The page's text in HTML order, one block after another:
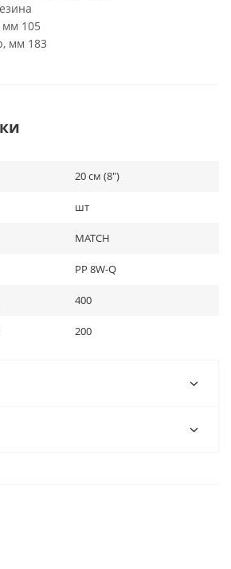
мм 105
мм 183
20 см (8")
шт
MATCH
PP 8W-Q
400
200